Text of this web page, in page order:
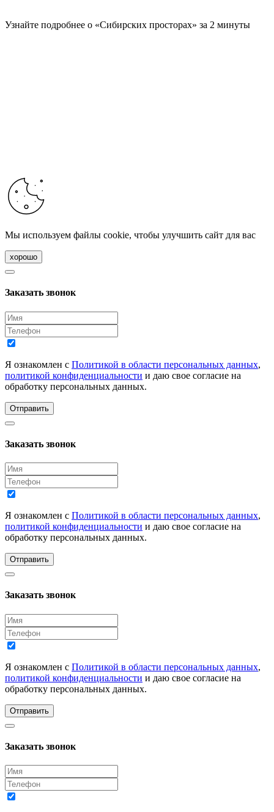
Узнайте подробнее о «Сибирских просторах» за 2 минуты
Мы используем файлы cookie, чтобы улучшить сайт для вас
хорошо
Заказать звонок
Я ознакомлен с Политикой в области персональных данных,
политикой конфиденциальности и даю свое согласие на
обработку персональных данных.
Отправить
Заказать звонок
Я ознакомлен с Политикой в области персональных данных,
политикой конфиденциальности и даю свое согласие на
обработку персональных данных.
Отправить
Заказать звонок
Я ознакомлен с Политикой в области персональных данных,
политикой конфиденциальности и даю свое согласие на
обработку персональных данных.
Отправить
Заказать звонок